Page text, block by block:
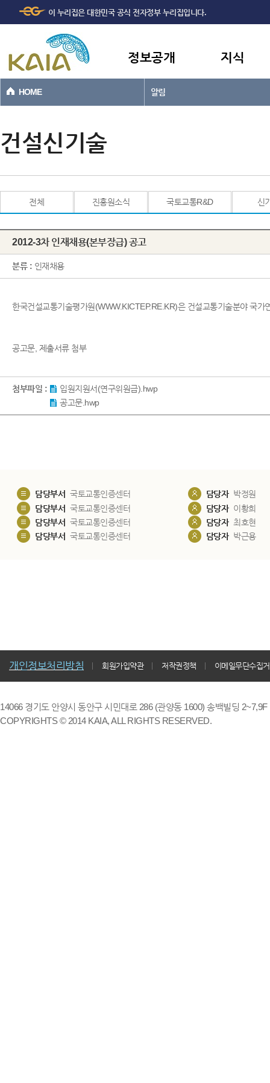
본문바로가기
이 누리집은 대한민국 공식 전자정부 누리집입니다.
정보공개 지식
HOME 알림
건설신기술
전체 진흥원소식 국토교통R&D 신
2012-3차 인재채용(본부장급) 공고
분류 : 인재채용
한국건설교통기술평가원(WWW.KICTEP.RE.KR)은 건설교통기술분야 국
공고문, 제출서류 첨부
첨부파일 :
입원지원서(연구위원급).hwp
공고문.hwp
담당부서 국토교통인증센터 담당자 박정원
담당부서 국토교통인증센터 담당자 이황희
담당부서 국토교통인증센터 담당자 최호현
담당부서 국토교통인증센터 담당자 박근용
개인정보처리방침 회원가입약관 저작권정책 이메일무단수집
14066 경기도 안양시 동안구 시민대로 286 (관양동 1600) 송백빌딩
COPYRIGHTS © 2014 KAIA, ALL RIGHTS RESERVED.